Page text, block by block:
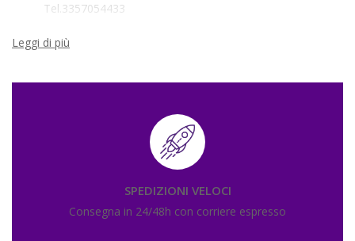
Tel.3357054433
Leggi di più
SPEDIZIONI VELOCI
Consegna in 24/48h con corriere espresso